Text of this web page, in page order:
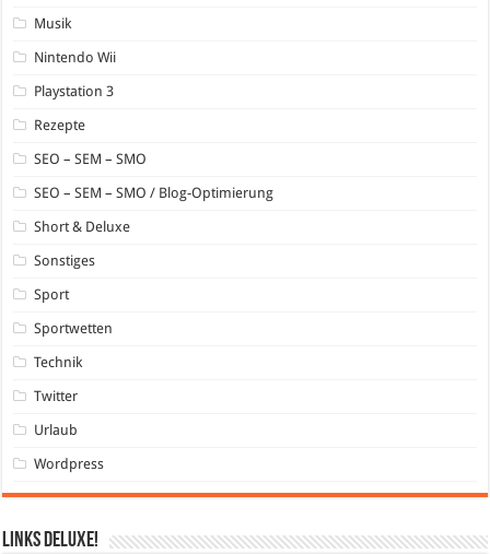
Musik
Nintendo Wii
Playstation 3
Rezepte
SEO – SEM – SMO
SEO – SEM – SMO / Blog-Optimierung
Short & Deluxe
Sonstiges
Sport
Sportwetten
Technik
Twitter
Urlaub
Wordpress
Links DeLuXe!